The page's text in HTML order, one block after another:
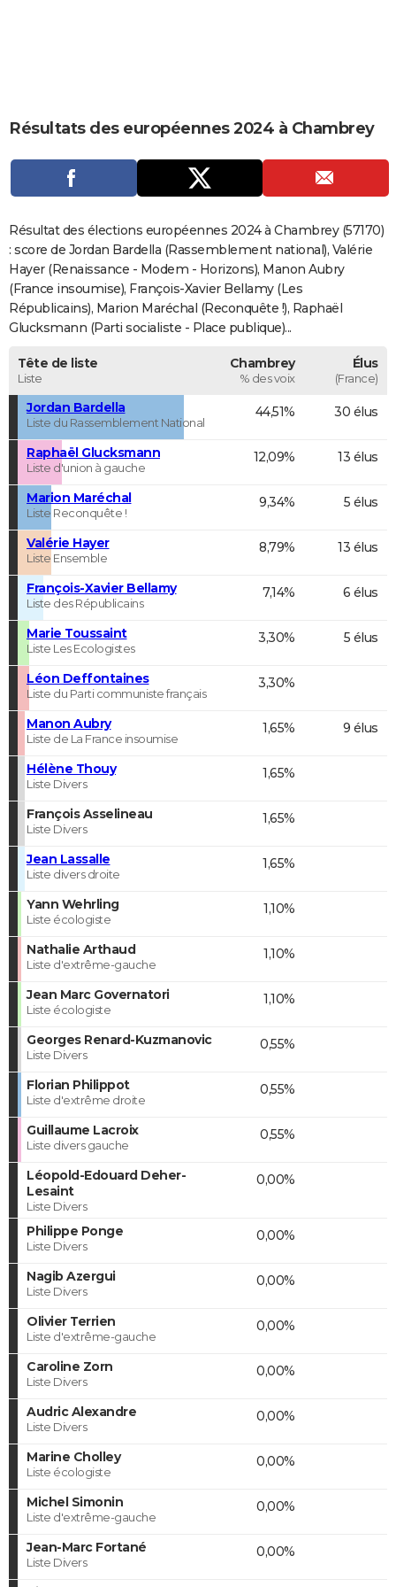
CARTE DE VOEUX
Carte de Noël
Carte Bonne année
Carte Saint-Valentin
Carte Pâques
Carte d'anniversaire
DICTIONNAIRE
Dictionnaire
Biographies
Citations
Expressions
Proverbes
PROGRAMME TV
COPAINS D'AVANT
S'inscrire
Se connecter
Lycées
Collèges
Primaires
Universités
Entreprises
Service militaire
Avis de recherche
AVIS DE DÉCÈS
FORUM
Résultats des européennes 2024 à Chambrey
Résultat des élections européennes 2024 à Chambrey (57170)
: score de Jordan Bardella (Rassemblement national), Valérie
Hayer (Renaissance - Modem - Horizons), Manon Aubry
(France insoumise), François-Xavier Bellamy (Les
Républicains), Marion Maréchal (Reconquête !), Raphaël
Glucksmann (Parti socialiste - Place publique)...
Tête de liste
Liste
Chambrey
% des voix
Élus
(France)
Jordan Bardella
Liste du Rassemblement National
44,51% 30 élus
Raphaël Glucksmann
Liste d'union à gauche
12,09% 13 élus
Marion Maréchal
Liste Reconquête !
9,34% 5 élus
Valérie Hayer
Liste Ensemble
8,79% 13 élus
François-Xavier Bellamy
Liste des Républicains
7,14% 6 élus
Marie Toussaint
Liste Les Ecologistes
3,30% 5 élus
Léon Deffontaines
Liste du Parti communiste français
3,30%
Manon Aubry
Liste de La France insoumise
1,65% 9 élus
Hélène Thouy
Liste Divers
1,65%
François Asselineau
Liste Divers
1,65%
Jean Lassalle
Liste divers droite
1,65%
Yann Wehrling
Liste écologiste
1,10%
Nathalie Arthaud
Liste d'extrême-gauche
1,10%
Jean Marc Governatori
Liste écologiste
1,10%
Georges Renard-Kuzmanovic
Liste Divers
0,55%
Florian Philippot
Liste d'extrême droite
0,55%
Guillaume Lacroix
Liste divers gauche
0,55%
Léopold-Edouard Deher-
Lesaint
Liste Divers
0,00%
Philippe Ponge
Liste Divers
0,00%
Nagib Azergui
Liste Divers
0,00%
Olivier Terrien
Liste d'extrême-gauche
0,00%
Caroline Zorn
Liste Divers
0,00%
Audric Alexandre
Liste Divers
0,00%
Marine Cholley
Liste écologiste
0,00%
Michel Simonin
Liste d'extrême-gauche
0,00%
Jean-Marc Fortané
Liste Divers
0,00%